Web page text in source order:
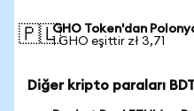
🇵🇱GHO Token'dan
1 GHO eşittir zł 3,71
Diğer kripto paraları